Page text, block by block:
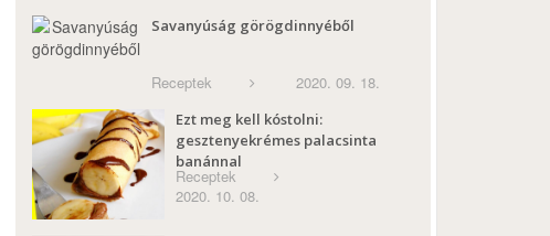
Savanyúság görögdinnyéből
Receptek 2020. 09. 18.
Ezt meg kell kóstolni:
gesztenyekrémes palacsinta
banánnal
Receptek
2020. 10. 08.